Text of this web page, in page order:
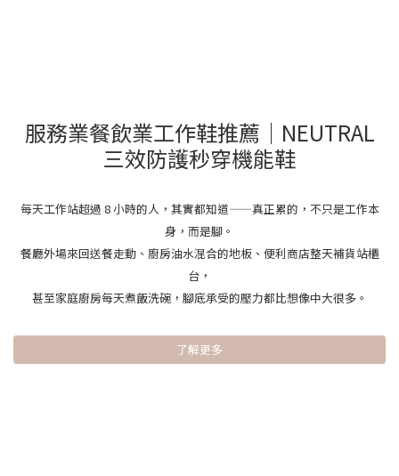
服務業餐飲業工作鞋推薦｜NEUTRAL
三效防護秒穿機能鞋
每天工作站超過 8 小時的人，其實都知道——真正累的，不只是工作本
身，而是腳。
餐廳外場來回送餐走動、廚房油水混合的地板、便利商店整天補貨站櫃
台，
甚至家庭廚房每天煮飯洗碗，腳底承受的壓力都比想像中大很多。
了解更多